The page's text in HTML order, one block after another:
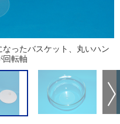
ったバスケット、丸いハン
回転軸